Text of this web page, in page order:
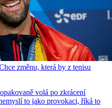
změnu, která by z tenisu
volá po zkrácení
to jako provokaci, říká to